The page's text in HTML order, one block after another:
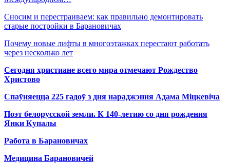
Сносим и перестраиваем: как правильно демонтировать
старые постройки в Барановичах
Почему новые лифты в многоэтажках перестают работать
через несколько лет
Сегодня христиане всего мира отмечают Рождество
Христово
Спаўняецца 225 гадоў з дня нараджэння Адама Міцкевіча
Поэт белорусской земли. К 140-летию со дня рождения
Янки Купалы
Работа в Барановичах
Медицина Барановичей